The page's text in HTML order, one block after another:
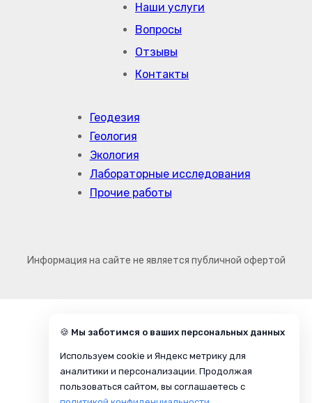
Наши услуги
Вопросы
Отзывы
Контакты
Геодезия
Геология
Экология
Лабораторные исследования
Прочие работы
Информация на сайте не является публичной офертой
🍪 Мы заботимся о ваших персональных данных
Используем cookie и Яндекс метрику для
аналитики и персонализации. Продолжая
пользоваться сайтом, вы соглашаетесь с